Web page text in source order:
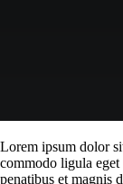
Lorem ipsum dolor
commodo ligula eget
penatibus et magnis